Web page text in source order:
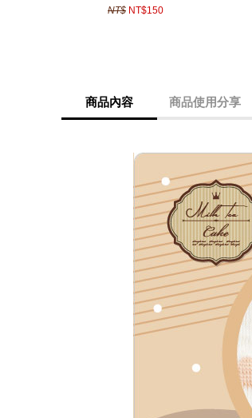
(附贈卡片、提袋)
NT$ NT$150
商品內容 商品使用分享